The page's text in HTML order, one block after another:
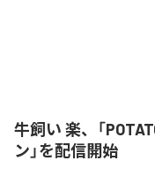
牛飼い 楽、「
ン」を配信開始